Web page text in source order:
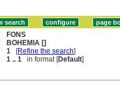
FONS
BOHEMIA []
1 [Refine the search]
1 .. 1 in format [Default]